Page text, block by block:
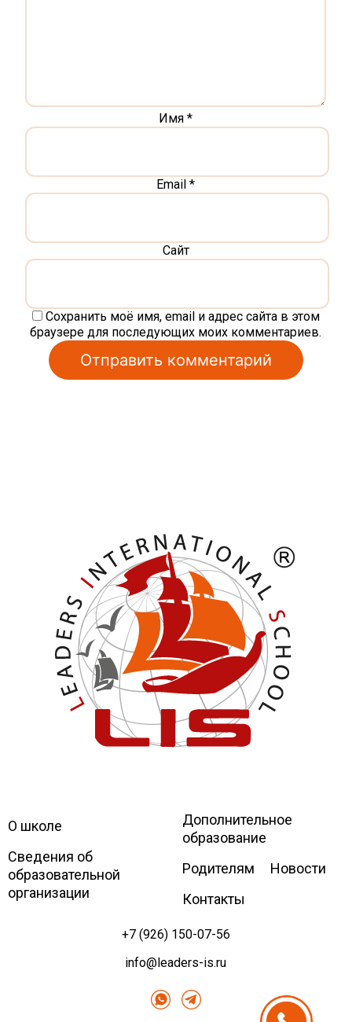
Имя*
Email*
Сайт
Сохранить моё имя, email и адрес сайта в этом
браузере для последующих моих комментариев.
Leaders
International school
О школе
Сведения об
образовательной
организации
Дополнительное
образование
Родителям
Новости
Контакты
+7 (926) 150-07-56
info@leaders-is.ru